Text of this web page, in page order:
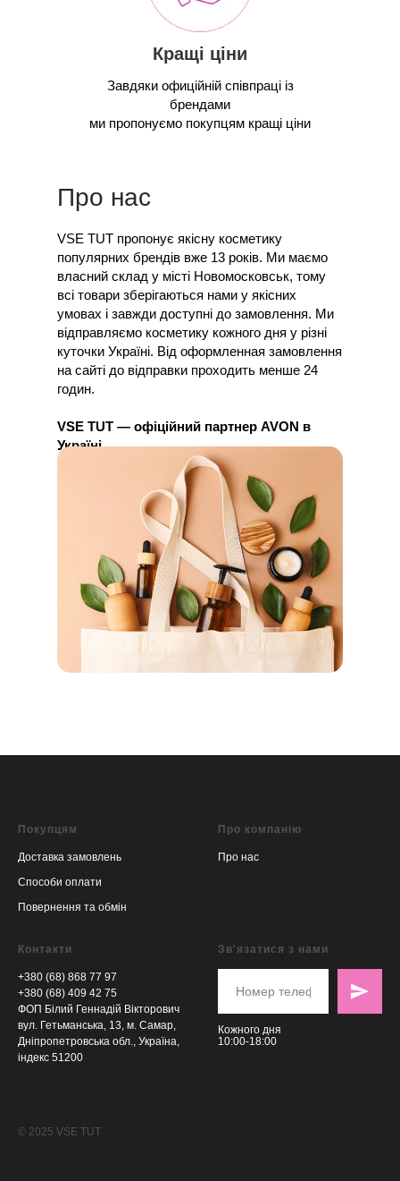
Завдяки офиційній співпраці із
брендами
ми пропонуємо покупцям кращі ціни
Кращі ціни
VSE TUT пропонує якісну косметику
популярних брендів вже 13 років. Ми маємо
власний склад у місті Новомосковськ, тому
всі товари зберігаються нами у якісних
умовах і завжди доступні до замовлення. Ми
відправляємо косметику кожного дня у різні
куточки Україні. Від оформленная замовлення
на сайті до відправки проходить менше 24
годин.
VSE TUT — офіційний партнер AVON в
Україні
Про нас
Покупцям
Доставка замовлень
Способи оплати
Повернення та обмін
Про компанію
Про нас
Контакти
+380 (68) 868 77 97
+380 (68) 409 42 75
ФОП Білий Геннадій Вікторович
вул. Гетьманська, 13, м. Самар,
Дніпропетровська обл., Україна,
індекс 51200
Зв'язатися з нами
Кожного дня
10:00-18:00
© 2025 VSE TUT